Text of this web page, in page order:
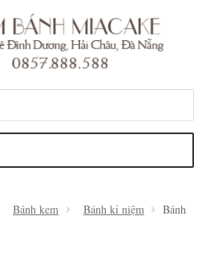
Bánh kem Bánh kỉ niệm
Bánh